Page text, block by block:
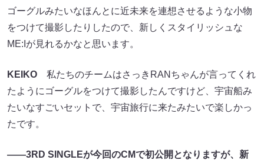
ゴーグルみたいなほんとに近未来を連想させるような小物
をつけて撮影したりしたので、新しくスタイリッシュな
ME:Iが見れるかなと思います。
KEIKO 私たちのチームはさっきRANちゃんが言ってくれ
たようにゴーグルをつけて撮影したんですけど、宇宙船み
たいなすごいセットで、宇宙旅行に来たみたいで楽しかっ
たです。
――3RD SINGLEが今回のCMで初公開となりますが、新